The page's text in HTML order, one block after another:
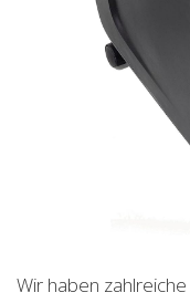
Wir haben zahlreiche